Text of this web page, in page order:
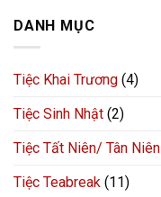
DANH MỤC
Tiệc Khai Trương (4)
Tiệc Sinh Nhật (2)
Tiệc Tất Niên/ Tân Niên
Tiệc Teabreak (11)